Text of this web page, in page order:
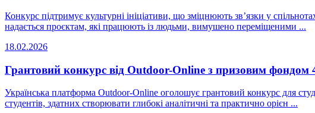
Конкурс підтримує культурні ініціативи, що зміцнюють зв’язки у
надається проєктам, які працюють із людьми, вимушено переміщеними ...
18.02.2026
Грантовий конкурс від Outdoor-Online з призовим фондом
Українська платформа Outdoor-Online оголошує грантовий конкурс для
студентів, здатних створювати глибокі аналітичні та практично орієн ...